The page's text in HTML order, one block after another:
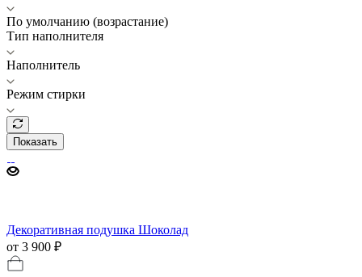
По умолчанию (возрастание)
Тип наполнителя
Наполнитель
Режим стирки
Показать
Декоративная подушка Шоколад
от 3 900 ₽